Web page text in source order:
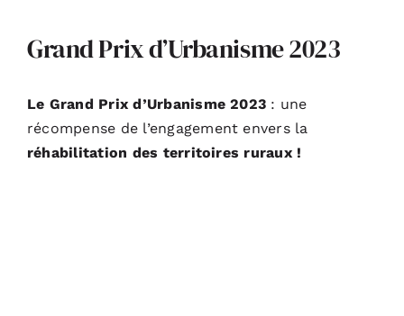
Grand Prix d’Urbanisme 2023
Le Grand Prix d’Urbanisme 2023 : une
récompense de l’engagement envers la
réhabilitation des territoires ruraux !
ACTUALITÉS
S’ABONNER
CONTACT